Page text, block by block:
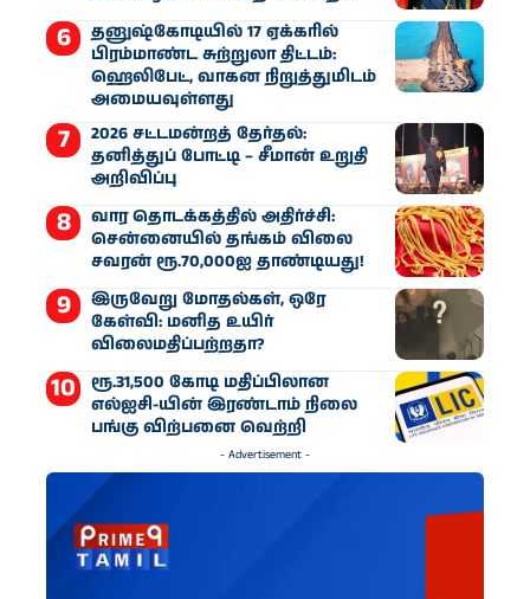
தனுஷ்கோடியில் 17 ஏக்கரில்
பிரம்மாண்ட சுற்றுலா திட்டம்:
ஹெலிபேட், வாகன நிறுத்துமிடம்
அமையவுள்ளது
2026 சட்டமன்றத் தேர்தல்:
தனித்துப் போட்டி – சீமான் உறுதி
அறிவிப்பு
வார தொடக்கத்தில் அதிர்ச்சி:
சென்னையில் தங்கம் விலை
சவரன் ரூ.70,000ஐ தாண்டியது!
இருவேறு மோதல்கள், ஒரே
கேள்வி: மனித உயிர்
விலைமதிப்பற்றதா?
ரூ.31,500 கோடி மதிப்பிலான
எல்ஐசி-​யின் இரண்​டாம் நிலை
பங்கு விற்பனை வெற்றி
- Advertisement -